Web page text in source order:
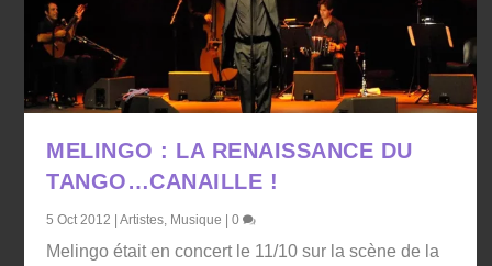
MELINGO : LA RENAISSANCE DU
TANGO…CANAILLE !
5 Oct 2012 |Artistes, Musique |0
Melingo était en concert le 11/10 sur la scène de la